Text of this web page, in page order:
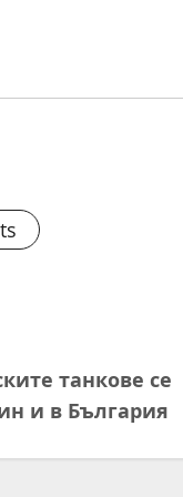
танкове се
и в България